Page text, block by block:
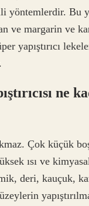
yöntemlerdir. Bu
ve margarin ve
yapıştırıcı
ne
Çok küçük
ısı ve
deri, kauçuk,